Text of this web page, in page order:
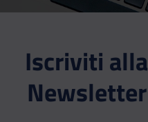
Iscriviti alla
Newsletter